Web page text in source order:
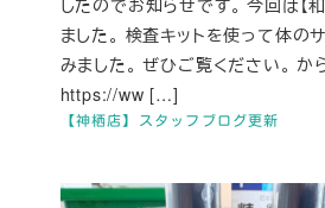
【神栖店】スタッフブログ更新
ました。 検査キットを使って体の
みました。 ぜひご覧ください。
https://ww […]